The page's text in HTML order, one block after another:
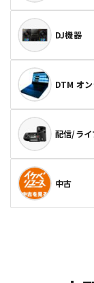
DJ機器
DTM オ
配信/ライ
中古